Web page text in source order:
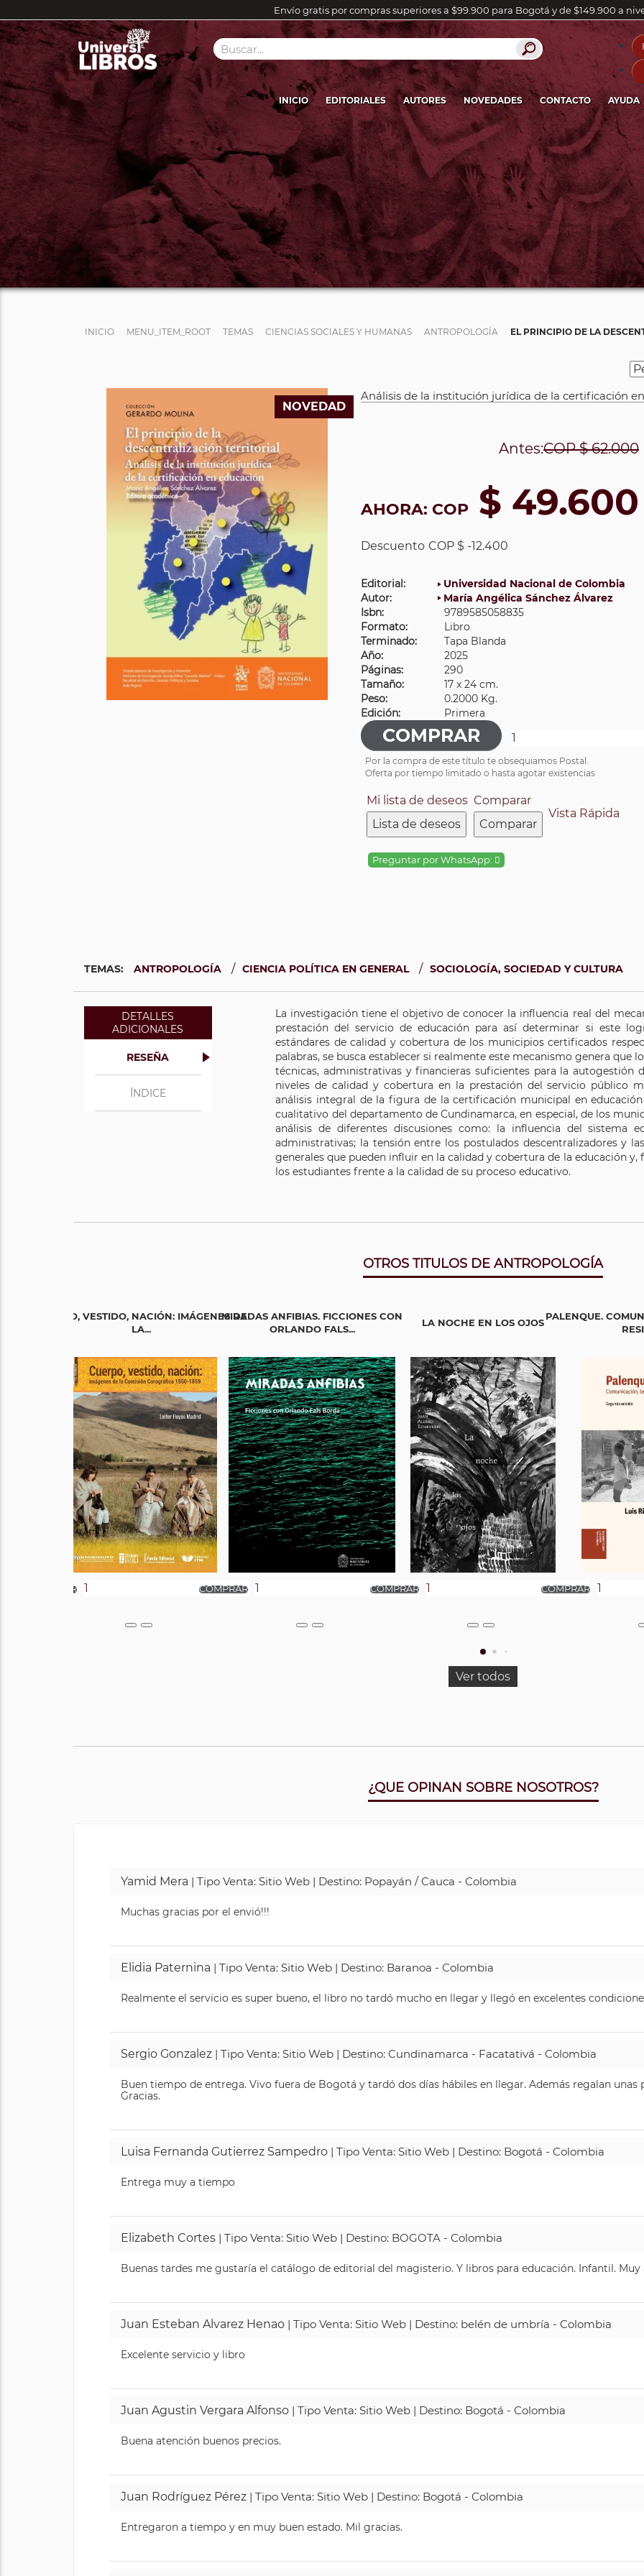
Envío gratis por compras superiores a $99.900 para Bogotá y de $149.900 a
INICIO EDITORIALES AUTORES NOVEDADES CONTACTO AYUDA
INICIO MENU_ITEM_ROOT TEMAS CIENCIAS SOCIALES Y HUMANAS ANTROPOLOGÍA EL PRINCIPIO DE LA
NOVEDAD
Análisis de la institución jurídica de la certificación
Antes:COP$ 62.000
AHORA: COP $ 49.600
Descuento COP $ -12.400
Editorial:
Universidad Nacional de Colombia
Autor:
María Angélica Sánchez Álvarez
Isbn:
9789585058835
Formato:
Libro
Terminado:
Tapa Blanda
Año:
2025
Páginas:
290
Tamaño:
17 x 24 cm.
Peso:
0.2000 Kg.
Edición:
Primera
Por la compra de este título te obsequiamos Postal.
Oferta por tiempo limitado o hasta agotar existencias
Mi lista de deseos
Lista de deseos
Comparar
Comparar
Vista Rápida
Preguntar por WhatsApp:
TEMAS: ANTROPOLOGÍA / CIENCIA POLÍTICA EN GENERAL / SOCIOLOGÍA, SOCIEDAD Y CULTURA
DETALLES
ADICIONALES
RESEÑA
ÍNDICE
La investigación tiene el objetivo de conocer la influencia real del
prestación del servicio de educación para así determinar si este
estándares de calidad y cobertura de los municipios certificados
palabras, se busca establecer si realmente este mecanismo genera que
técnicas, administrativas y financieras suficientes para la autogestión
niveles de calidad y cobertura en la prestación del servicio público
análisis integral de la figura de la certificación municipal en
cualitativo del departamento de Cundinamarca, en especial, de los
análisis de diferentes discusiones como: la influencia del sistema
administrativas; la tensión entre los postulados descentralizadores y
generales que pueden influir en la calidad y cobertura de la educación
los estudiantes frente a la calidad de su proceso educativo.
OTROS TITULOS DE ANTROPOLOGÍA
CUERPO, VESTIDO, NACIÓN: IMÁGENES DE
LA...
MIRADAS ANFIBIAS. FICCIONES CON
ORLANDO FALS...
LA NOCHE EN LOS OJOS
PALENQUE.
Ver todos
¿QUE OPINAN SOBRE NOSOTROS?
Yamid Mera | Tipo Venta: Sitio Web | Destino: Popayán / Cauca - Colombia
Muchas gracias por el envió!!!
Elidia Paternina | Tipo Venta: Sitio Web | Destino: Baranoa - Colombia
Realmente el servicio es super bueno, el libro no tardó mucho en llegar y llegó en excelentes
Sergio Gonzalez | Tipo Venta: Sitio Web | Destino: Cundinamarca - Facatativá - Colombia
Buen tiempo de entrega. Vivo fuera de Bogotá y tardó dos días hábiles en llegar. Además regalan unas
Gracias.
Luisa Fernanda Gutierrez Sampedro | Tipo Venta: Sitio Web | Destino: Bogotá - Colombia
Entrega muy a tiempo
Elizabeth Cortes | Tipo Venta: Sitio Web | Destino: BOGOTA - Colombia
Buenas tardes me gustaría el catálogo de editorial del magisterio. Y libros para educación. Infantil. Muy
Juan Esteban Alvarez Henao | Tipo Venta: Sitio Web | Destino: belén de umbría - Colombia
Excelente servicio y libro
Juan Agustin Vergara Alfonso | Tipo Venta: Sitio Web | Destino: Bogotá - Colombia
Buena atención buenos precios.
Juan Rodríguez Pérez | Tipo Venta: Sitio Web | Destino: Bogotá - Colombia
Entregaron a tiempo y en muy buen estado. Mil gracias.